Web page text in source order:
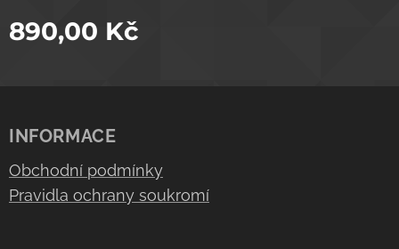
890,00 Kč
INFORMACE
Obchodní podmínky
Pravidla ochrany soukromí